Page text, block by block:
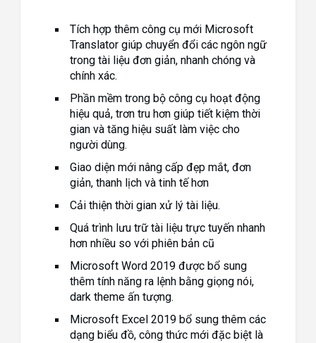
Tích hợp thêm công cụ mới Microsoft
Translator giúp chuyển đổi các ngôn ngữ
trong tài liệu đơn giản, nhanh chóng và
chính xác.
Phần mềm trong bộ công cụ hoạt động
hiệu quả, trơn tru hơn giúp tiết kiệm thời
gian và tăng hiệu suất làm việc cho
người dùng.
Giao diện mới nâng cấp đẹp mắt, đơn
giản, thanh lịch và tinh tế hơn
Cải thiện thời gian xử lý tài liệu.
Quá trình lưu trữ tài liệu trực tuyến nhanh
hơn nhiều so với phiên bản cũ
Microsoft Word 2019 được bổ sung
thêm tính năng ra lệnh bằng giọng nói,
dark theme ấn tượng.
Microsoft Excel 2019 bổ sung thêm các
dạng biểu đồ, công thức mới đặc biệt là